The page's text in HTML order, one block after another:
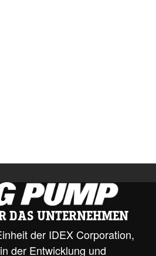
DAS UNTERNEHMEN
der IDEX Corporation,
der Entwicklung und